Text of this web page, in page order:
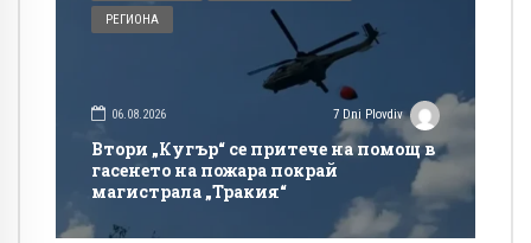
РЕГИОНА
06.08.2026 7 Dni Plovdiv
Втори „Кугър“ се притече на помощ в
гасенето на пожара покрай
магистрала „Тракия“